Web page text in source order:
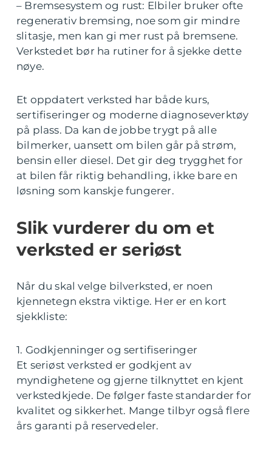
– Bremsesystem og rust: Elbiler bruker ofte
regenerativ bremsing, noe som gir mindre
slitasje, men kan gi mer rust på bremsene.
Verkstedet bør ha rutiner for å sjekke dette
nøye.
Et oppdatert verksted har både kurs,
sertifiseringer og moderne diagnoseverktøy
på plass. Da kan de jobbe trygt på alle
bilmerker, uansett om bilen går på strøm,
bensin eller diesel. Det gir deg trygghet for
at bilen får riktig behandling, ikke bare en
løsning som kanskje fungerer.
Slik vurderer du om et
verksted er seriøst
Når du skal velge bilverksted, er noen
kjennetegn ekstra viktige. Her er en kort
sjekkliste:
1. Godkjenninger og sertifiseringer
Et seriøst verksted er godkjent av
myndighetene og gjerne tilknyttet en kjent
verkstedkjede. De følger faste standarder for
kvalitet og sikkerhet. Mange tilbyr også flere
års garanti på reservedeler.